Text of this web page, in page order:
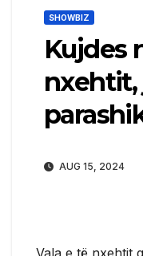
SHOWBIZ
Kujdes
nxehtit,
AUG 15, 2024
Vala e të nxehtit